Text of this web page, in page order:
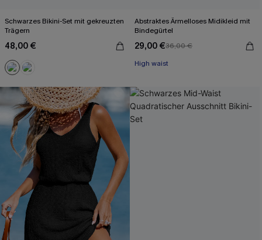
Schwarzes Bikini-Set mit gekreuzten
Trägern
48,00 €
Abstraktes Ärmelloses Midikleid mit
Bindegürtel
29,00 €36,00 €
High waist